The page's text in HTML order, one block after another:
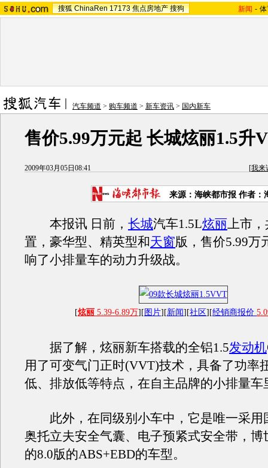
搜狐 ChinaRen 17173 焦点房地产 搜狗 新闻 -
汽车频道 > 购车频道 > 新车资讯 > 国内新车
售价5.99万元起 长城炫丽1.5升
2009年03月05日08:41 [我来
来源：海峡都市报 作者：
本报讯 日前， 长城汽车1.5L炫丽上市
置，豪华型、精英型和天窗版，售价5.99万
响了小排量车的动力升级战。
[炫丽 5.39-6.89万][ 图片][新闻][社区][经销商报价
据了解，炫丽新车搭载的全铝1.5发动机
用了可变气门正时(VVT)技术，具备了功率
低、排放低等特点，在自主品牌的小排量车
此外，在同级别小车中，它是唯一采用
奥托立夫安全气囊、电子预紧式安全带，博
的8.0版的ABS+EBD的车型。